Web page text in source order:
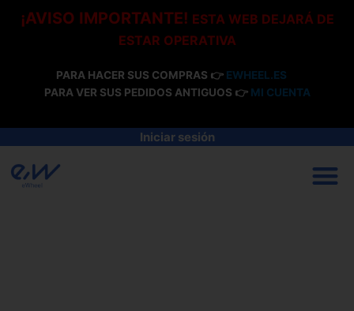
¡AVISO IMPORTANTE! ESTA WEB DEJARÁ DE
ESTAR OPERATIVA
PARA HACER SUS COMPRAS 👉 EWHEEL.ES
PARA VER SUS PEDIDOS ANTIGUOS 👉 MI CUENTA
Iniciar sesión